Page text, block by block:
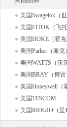
美国Swagelok（世
美国FITOK（飞托
美国HOKE（霍克
美国Parker（派克）
美国WATTS（沃
美国BRAY（博雷
美国Honeywell（
美国TESCOM
美国RIDGID（里